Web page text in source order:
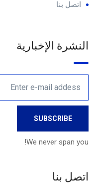
اتصل بنا
النشرة الإخبارية
We never span you!
اتصل بنا